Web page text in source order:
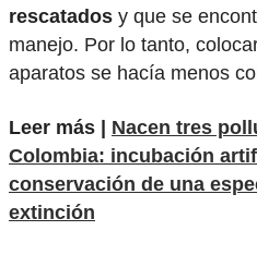
rescatados y que se
manejo. Por lo tanto,
aparatos se hacía menos
Leer más | Nacen tres
Colombia: incubación
conservación de una
extinción